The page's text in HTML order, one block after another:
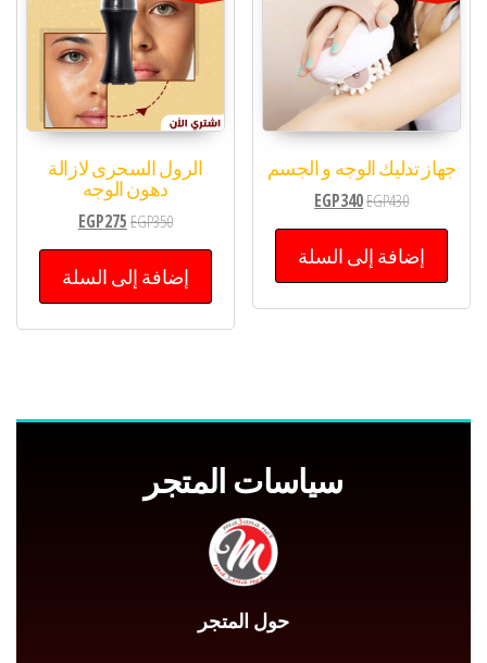
جهاز تدليك الوجه و الجسم
EGP430
EGP340
إضافة إلى السلة
الرول السحرى لازالة
دهون الوجه
EGP350
EGP275
إضافة إلى السلة
سياسات المتجر
حول المتجر